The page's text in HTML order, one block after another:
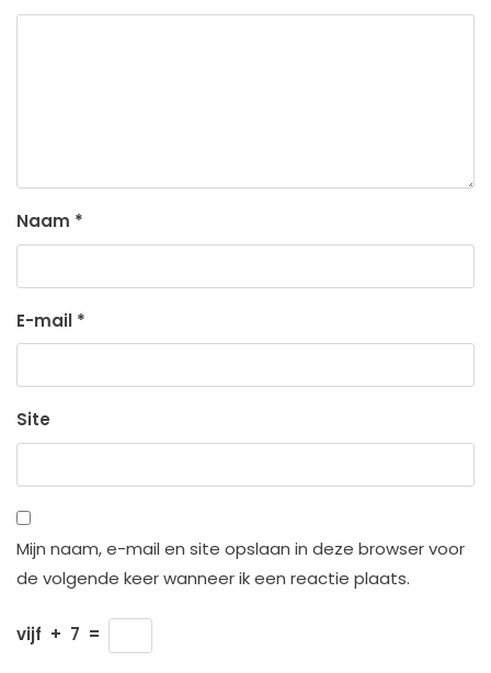
Naam *
E-mail *
Site
Mijn naam, e-mail en site opslaan in deze browser voor
de volgende keer wanneer ik een reactie plaats.
vijf + 7 =